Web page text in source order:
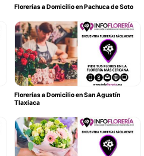
Florerías a Domicilio en Pachuca de Soto
Florerías a Domicilio en San Agustín
Tlaxiaca